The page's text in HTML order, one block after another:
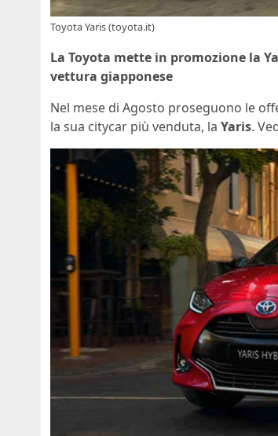
Toyota Yaris (toyota.it)
La Toyota mette in promozione la
vettura giapponese
Nel mese di Agosto proseguono le
la sua citycar più venduta, la Yaris.